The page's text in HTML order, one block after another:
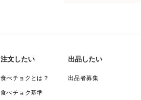
注文したい
食べチョクとは？
食べチョク基準
出品したい
出品者募集